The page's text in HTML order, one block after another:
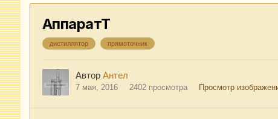
АппаратТ
дистиллятор прямоточник
Автор Антел
7 мая, 2016 2402 просмотра Просмотр